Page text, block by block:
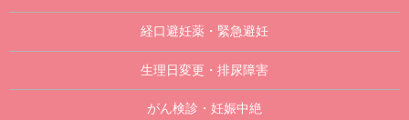
経口避妊薬・緊急避妊
生理日変更・排尿障害
がん検診・妊娠中絶